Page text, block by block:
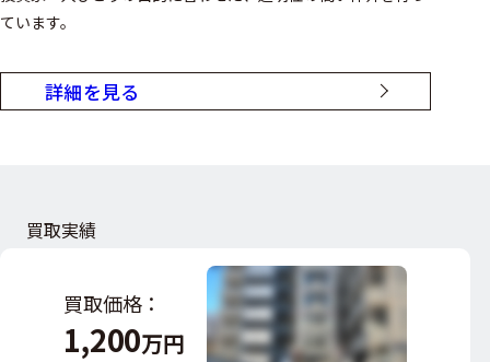
ています。
詳細を見る
買取実績
買取価格：
1,200万円